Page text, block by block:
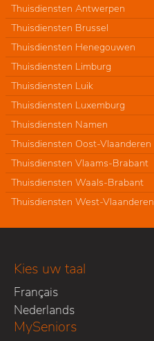
Thuisdiensten Antwerpen
Thuisdiensten Brussel
Thuisdiensten Henegouwen
Thuisdiensten Limburg
Thuisdiensten Luik
Thuisdiensten Luxemburg
Thuisdiensten Namen
Thuisdiensten Oost-Vlaanderen
Thuisdiensten Vlaams-Brabant
Thuisdiensten Waals-Brabant
Thuisdiensten West-Vlaanderen
Kies uw taal
Français
Nederlands
MySeniors